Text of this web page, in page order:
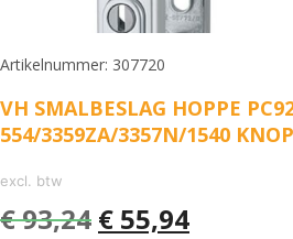
Artikelnummer: 307720
VH SMALBESLAG HOPPE
554/3359ZA/3357N/1540
excl. btw
€93,24 € 55,94